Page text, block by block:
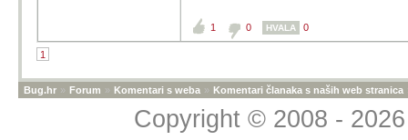
1 0 HVALA 0
1
Bug.hr » Forum » Komentari s weba » Komentari članaka s naših web stranica
Copyright © 2008 -